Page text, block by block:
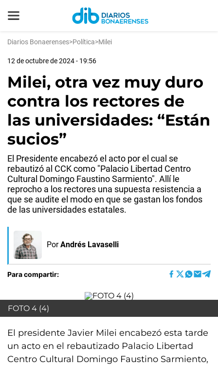
Diarios Bonaerenses>Política>Milei
12 de octubre de 2024 - 19:56
Milei, otra vez muy duro
contra los rectores de
las universidades: “Están
sucios”
El Presidente encabezó el acto por el cual se
rebautizó al CCK como "Palacio Libertad Centro
Cultural Domingo Faustino Sarmiento". Allí le
reprocho a los rectores una supuesta resistencia a
que se audite el modo en que se gastan los fondos
de las universidades estatales.
Por Andrés Lavaselli
Para compartir:
FOTO 4 (4)
El presidente Javier Milei encabezó esta tarde
un acto en el rebautizado Palacio Libertad
Centro Cultural Domingo Faustino Sarmiento,